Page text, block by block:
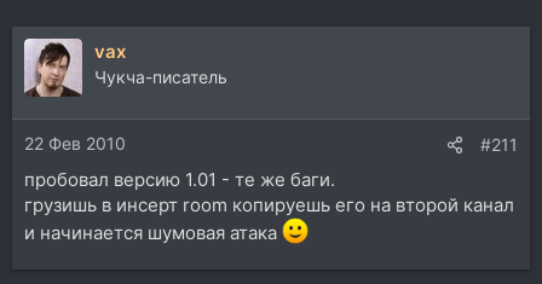
р
т
е
м
н
vax
Чукча-писатель
22 Фев 2010 #211
пробовал версию 1.01 - те же баги.
грузишь в инсерт room копируешь его на второй канал
и начинается шумовая атака